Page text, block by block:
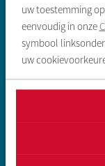
uw toestemming
eenvoudig in onze
symbool
uw
Koopwoningen
Gegevens
Direct